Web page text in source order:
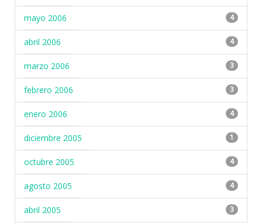
mayo 2006 4
abril 2006 4
marzo 2006 3
febrero 2006 3
enero 2006 4
diciembre 2005 1
octubre 2005 4
agosto 2005 4
abril 2005 3